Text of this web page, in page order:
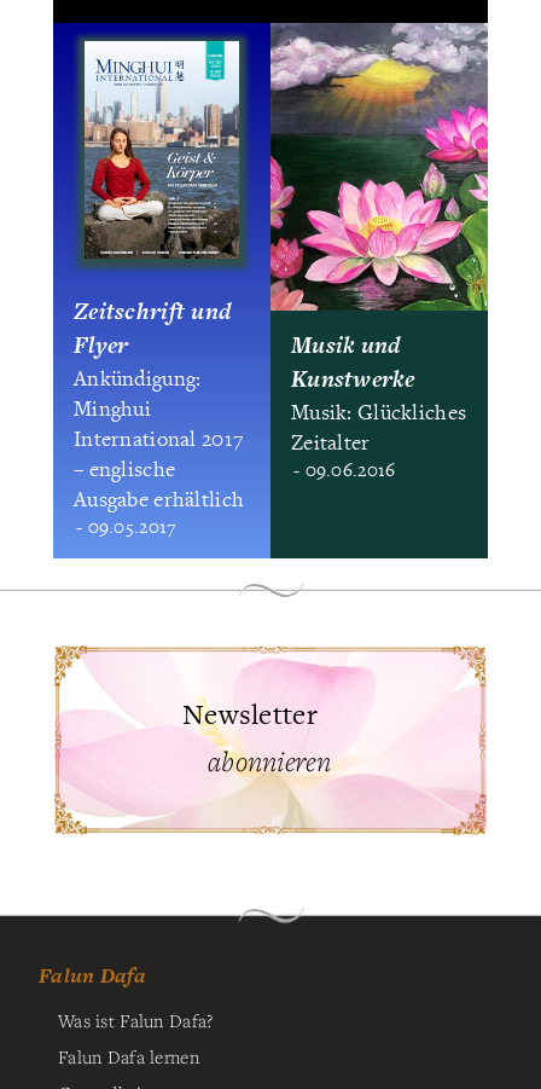
Zeitschrift und
Flyer
Ankündigung:
Minghui
International 2017
– englische
Ausgabe erhältlich
- 09.05.2017
Musik und
Kunstwerke
Musik: Glückliches
Zeitalter
- 09.06.2016
abonnieren
Newsletter
Falun Dafa
Was ist Falun Dafa?
Falun Dafa lernen